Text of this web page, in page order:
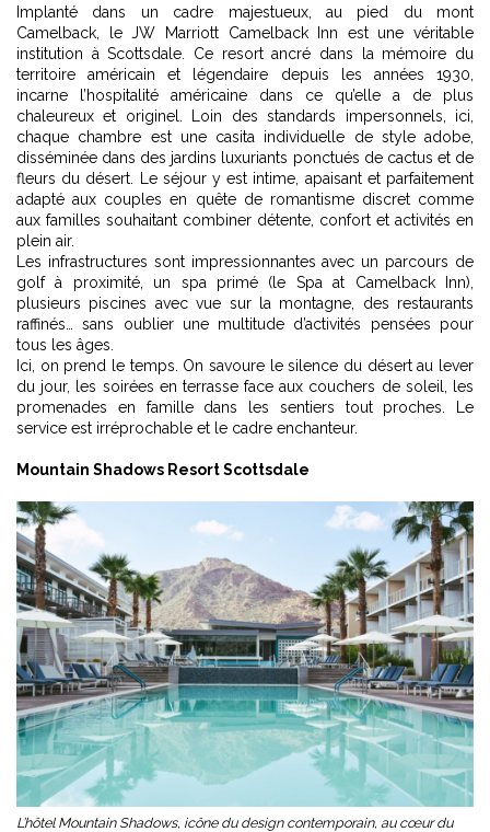
Implanté dans un cadre majestueux, au pied du mont
Camelback, le JW Marriott Camelback Inn est une véritable
institution à Scottsdale. Ce resort ancré dans la mémoire du
territoire américain et légendaire depuis les années 1930,
incarne l’hospitalité américaine dans ce qu’elle a de plus
chaleureux et originel. Loin des standards impersonnels, ici,
chaque chambre est une casita individuelle de style adobe,
disséminée dans des jardins luxuriants ponctués de cactus et de
fleurs du désert. Le séjour y est intime, apaisant et parfaitement
adapté aux couples en quête de romantisme discret comme
aux familles souhaitant combiner détente, confort et activités en
plein air.
Les infrastructures sont impressionnantes avec un parcours de
golf à proximité, un spa primé (le Spa at Camelback Inn),
plusieurs piscines avec vue sur la montagne, des restaurants
raffinés… sans oublier une multitude d’activités pensées pour
tous les âges.
Ici, on prend le temps. On savoure le silence du désert au lever
du jour, les soirées en terrasse face aux couchers de soleil, les
promenades en famille dans les sentiers tout proches. Le
service est irréprochable et le cadre enchanteur.
Mountain Shadows Resort Scottsdale
L’hôtel Mountain Shadows, icône du design contemporain, au cœur du